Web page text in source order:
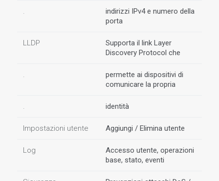
.
indirizzi IPv4 e numero della
porta
LLDP
Supporta il link Layer
Discovery Protocol che
.
permette ai dispositivi di
comunicare la propria
. identità
Impostazioni utente Aggiungi / Elimina utente
Log
Accesso utente, operazioni
base, stato, eventi